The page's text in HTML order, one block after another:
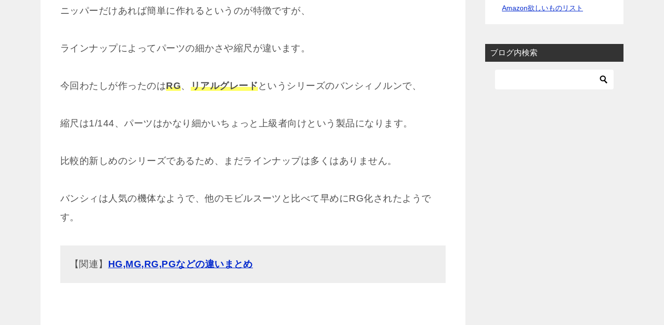
ニッパーだけあれば簡単に作れるというのが特徴ですが、
ラインナップによってパーツの細かさや縮尺が違います。
今回わたしが作ったのはRG、 リアルグレードというシリーズのバンシィノルンで、
縮尺は1/144、パーツはかなり細かいちょっと上級者向けという製品になります。
比較的新しめのシリーズであるため、まだラインナップは多くはありません。
バンシィは人気の機体なようで、他のモビルスーツと比べて早めにRG化されたようで
す。
【関連】 HG,MG,RG,PGなどの違いまとめ
Amazon欲しいものリスト
ブログ内検索